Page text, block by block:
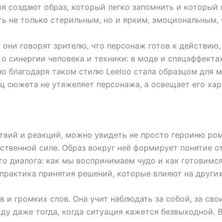
образ, который легко запомнить и
не только стерильным, но и ярким, эмоциональным,
говорят зрителю, что персонаж готов к
человека и техники: в моде и
таком стилю Leeloo стала образцом для
сюжета не утяжеляет персонажа, а освещает его
и реакций, можно увидеть не просто героиню
силе. Образ вокруг неё формирует понятие
диалога: как мы воспринимаем чудо и как
принятия решений, которые влияют на
и громких слов. Она учит наблюдать за собой, за
даже тогда, когда ситуация кажется